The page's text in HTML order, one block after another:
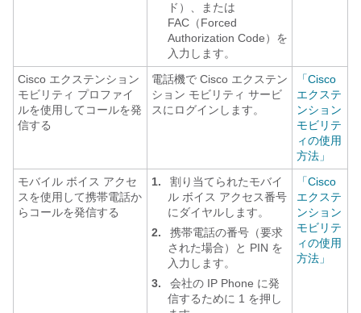
ド）、または
FAC（Forced
Authorization Code）を
入力します。
Cisco エクステンション
モビリティ プロファイ
ルを使用してコールを発
信する
電話機で Cisco エクステン
ション モビリティ サービ
スにログインします。
「Cisco
エクステ
ンション
モビリテ
ィの使用
方法」
モバイル ボイス アクセ
スを使用して携帯電話か
らコールを発信する
1.
割り当てられたモバイ
ル ボイス アクセス番号
にダイヤルします。
2.
携帯電話の番号（要求
された場合）と PIN を
入力します。
3.
会社の IP Phone に発
信するために 1 を押し
「Cisco
エクステ
ンション
モビリテ
ィの使用
方法」